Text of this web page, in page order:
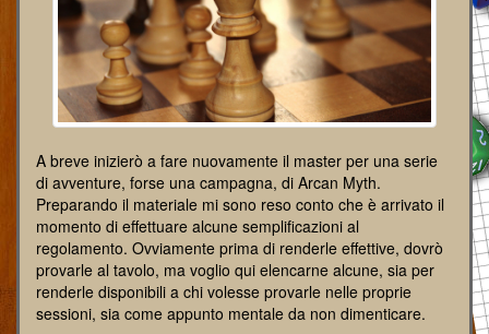
A breve inizierò a fare nuovamente il master per una serie
di avventure, forse una campagna, di Arcan Myth.
Preparando il materiale mi sono reso conto che è arrivato il
momento di effettuare alcune semplificazioni al
regolamento. Ovviamente prima di renderle effettive, dovrò
provarle al tavolo, ma voglio qui elencarne alcune, sia per
renderle disponibili a chi volesse provarle nelle proprie
sessioni, sia come appunto mentale da non dimenticare.